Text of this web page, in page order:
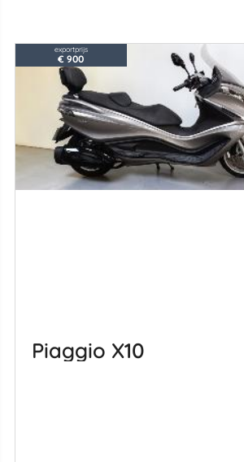
exportprijs
€ 900
Piaggio X10